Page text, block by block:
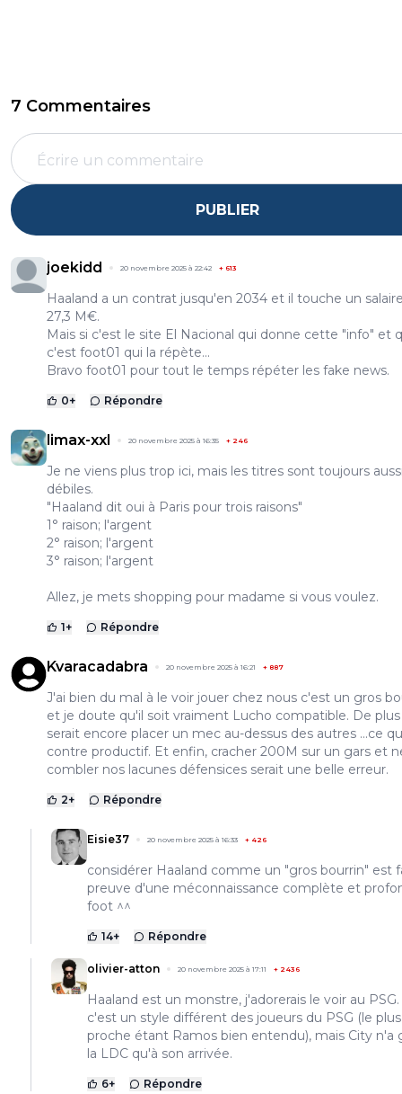
7 Commentaires
PUBLIER
joekidd 20 novembre 2025 à 22:42 + 613
Haaland a un contrat jusqu'en 2034 et il touche un
27,3 M€.
Mais si c'est le site El Nacional qui donne cette "info" et
c'est foot01 qui la répète...
Bravo foot01 pour tout le temps répéter les fake news.
0+ Répondre
limax-xxl 20 novembre 2025 à 16:35 + 246
Je ne viens plus trop ici, mais les titres sont toujours
débiles.
"Haaland dit oui à Paris pour trois raisons"
1° raison; l'argent
2° raison; l'argent
3° raison; l'argent
Allez, je mets shopping pour madame si vous voulez.
1+ Répondre
Kvaracadabra 20 novembre 2025 à 16:21 + 887
J'ai bien du mal à le voir jouer chez nous c'est un gros
et je doute qu'il soit vraiment Lucho compatible. De
serait encore placer un mec au-dessus des autres ...ce
contre productif. Et enfin, cracher 200M sur un gars et
combler nos lacunes défensices serait une belle erreur.
2+ Répondre
Eisie37 20 novembre 2025 à 16:33 + 426
considérer Haaland comme un "gros bourrin" est
preuve d'une méconnaissance complète et
foot ^^
14+ Répondre
olivier-atton 20 novembre 2025 à 17:11 + 2436
Haaland est un monstre, j'adorerais le voir au
c'est un style différent des joueurs du PSG (le plus
proche étant Ramos bien entendu), mais City n'a
la LDC qu'à son arrivée.
6+ Répondre